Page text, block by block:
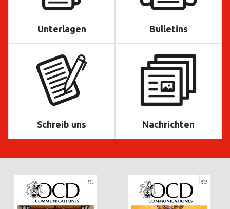
Unterlagen Bulletins
Schreib uns Nachrichten